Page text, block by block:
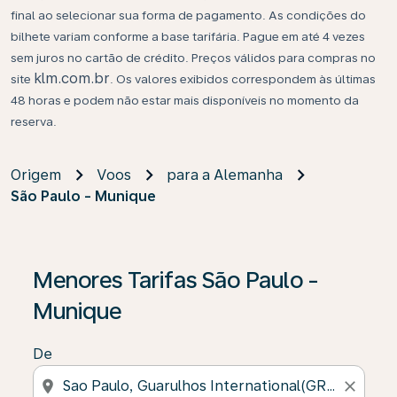
final ao selecionar sua forma de pagamento. As condições do
bilhete variam conforme a base tarifária. Pague em até 4 vezes
sem juros no cartão de crédito. Preços válidos para compras no
site klm.com.br . Os valores exibidos correspondem às últimas
48 horas e podem não estar mais disponíveis no momento da
reserva.
Origem Voos
para a Alemanha
São Paulo - Munique
Menores Tarifas São Paulo -
Munique
De
location_on close